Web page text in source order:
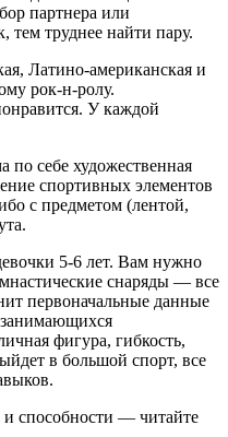
партнера или
тем труднее найти пару.
Латино-американская и
рок-н-ролу.
У каждой
по себе художественная
спортивных элементов
с предметом (лентой,
5-6 лет. Вам нужно
снаряды — все
первоначальные данные
занимающихся
фигура, гибкость,
в большой спорт, все
и способности — читайте